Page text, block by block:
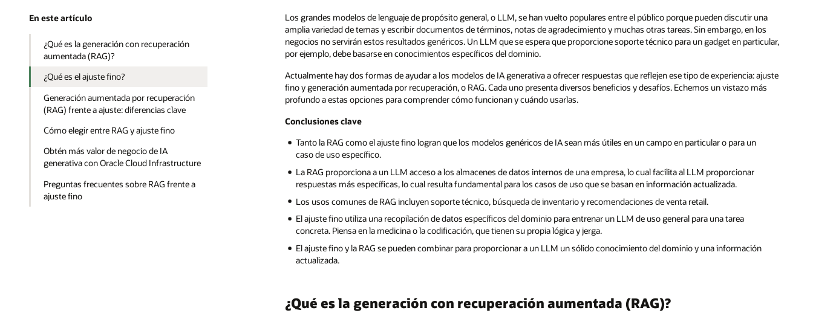
En este artículo
¿Qué es la generación con recuperación
aumentada (RAG)?
¿Qué es el ajuste fino?
Generación aumentada por recuperación
(RAG) frente a ajuste: diferencias clave
Cómo elegir entre RAG y ajuste fino
Obtén más valor de negocio de IA
generativa con Oracle Cloud Infrastructure
Preguntas frecuentes sobre RAG frente a
ajuste fino
Los grandes modelos de lenguaje de propósito general, o LLM, se han vuelto populares entre el público porque pueden discutir una
amplia variedad de temas y escribir documentos de términos, notas de agradecimiento y muchas otras tareas. Sin embargo, en los
negocios no servirán estos resultados genéricos. Un LLM que se espera que proporcione soporte técnico para un gadget en particular,
por ejemplo, debe basarse en conocimientos específicos del dominio.
Actualmente hay dos formas de ayudar a los modelos de IA generativa a ofrecer respuestas que reflejen ese tipo de experiencia: ajuste
fino y generación aumentada por recuperación, o RAG. Cada uno presenta diversos beneficios y desafíos. Echemos un vistazo más
profundo a estas opciones para comprender cómo funcionan y cuándo usarlas.
Conclusiones clave
Tanto la RAG como el ajuste fino logran que los modelos genéricos de IA sean más útiles en un campo en particular o para un
caso de uso específico.
La RAG proporciona a un LLM acceso a los almacenes de datos internos de una empresa, lo cual facilita al LLM proporcionar
respuestas más específicas, lo cual resulta fundamental para los casos de uso que se basan en información actualizada.
Los usos comunes de RAG incluyen soporte técnico, búsqueda de inventario y recomendaciones de venta retail.
El ajuste fino utiliza una recopilación de datos específicos del dominio para entrenar un LLM de uso general para una tarea
concreta. Piensa en la medicina o la codificación, que tienen su propia lógica y jerga.
El ajuste fino y la RAG se pueden combinar para proporcionar a un LLM un sólido conocimiento del dominio y una información
actualizada.
¿Qué es la generación con recuperación aumentada (RAG)?